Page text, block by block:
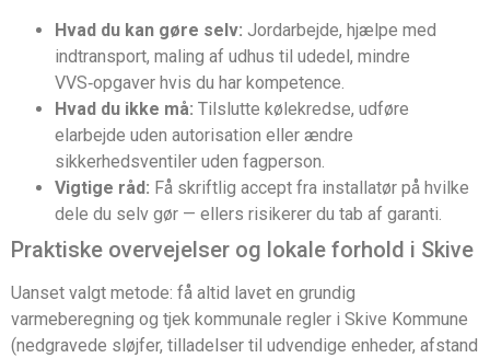
Hvad du kan gøre selv: Jordarbejde, hjælpe med
indtransport, maling af udhus til udedel, mindre
VVS‑opgaver hvis du har kompetence.
Hvad du ikke må: Tilslutte kølekredse, udføre
elarbejde uden autorisation eller ændre
sikkerhedsventiler uden fagperson.
Vigtige råd: Få skriftlig accept fra installatør på hvilke
dele du selv gør — ellers risikerer du tab af garanti.
Praktiske overvejelser og lokale forhold i Skive
Uanset valgt metode: få altid lavet en grundig
varmeberegning og tjek kommunale regler i Skive Kommune
(nedgravede sløjfer, tilladelser til udvendige enheder, afstand